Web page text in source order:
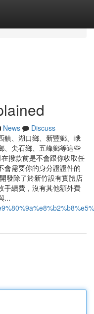
News
Discuss
鎮、湖口鄉、新豐鄉、峨
、尖石鄉、五峰鄉等這些
撥款前是不會跟你收取任
會需要你的身分證證件的
發除了於新竹設有實體店
手續費，沒有其他額外費
...